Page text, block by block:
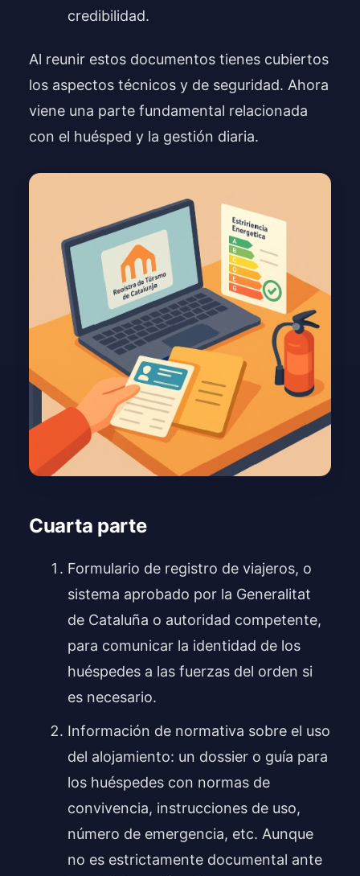
credibilidad.
Al reunir estos documentos tienes cubiertos
los aspectos técnicos y de seguridad. Ahora
viene una parte fundamental relacionada
con el huésped y la gestión diaria.
Cuarta parte
Formulario de registro de viajeros, o
sistema aprobado por la Generalitat
de Cataluña o autoridad competente,
para comunicar la identidad de los
huéspedes a las fuerzas del orden si
es necesario.
Información de normativa sobre el uso
del alojamiento: un dossier o guía para
los huéspedes con normas de
convivencia, instrucciones de uso,
número de emergencia, etc. Aunque
no es estrictamente documental ante